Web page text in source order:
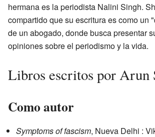
hermana es la periodista Nalini Singh.
compartido que su escritura es como un
de un abogado, donde busca presentar
opiniones sobre el periodismo y la vida.
Libros escritos por Arun
Como autor
Symptoms of fascism, Nueva Delhi :